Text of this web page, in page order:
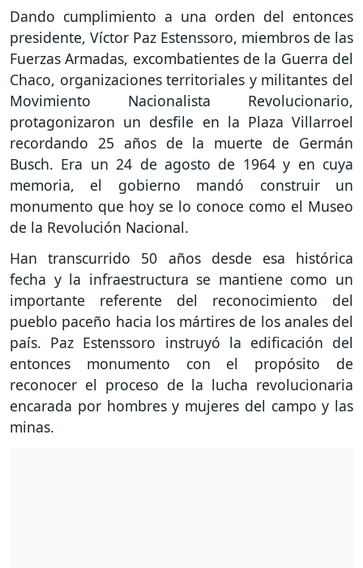
Dando cumplimiento a una orden del entonces
presidente, Víctor Paz Estenssoro, miembros de las
Fuerzas Armadas, excombatientes de la Guerra del
Chaco, organizaciones territoriales y militantes del
Movimiento Nacionalista Revolucionario,
protagonizaron un desfile en la Plaza Villarroel
recordando 25 años de la muerte de Germán
Busch. Era un 24 de agosto de 1964 y en cuya
memoria, el gobierno mandó construir un
monumento que hoy se lo conoce como el Museo
de la Revolución Nacional.
Han transcurrido 50 años desde esa histórica
fecha y la infraestructura se mantiene como un
importante referente del reconocimiento del
pueblo paceño hacia los mártires de los anales del
país. Paz Estenssoro instruyó la edificación del
entonces monumento con el propósito de
reconocer el proceso de la lucha revolucionaria
encarada por hombres y mujeres del campo y las
minas.